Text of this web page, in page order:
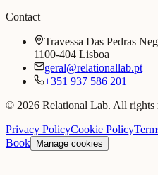
Contact
Travessa Das Pedras
1100-404 Lisboa
geral@relationallab.pt
+351 937 586 201
© 2026 Relational Lab. All rights
Privacy PolicyCookie Policy
Book
Manage cookies